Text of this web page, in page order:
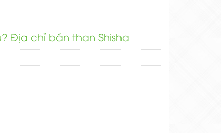
Địa chỉ bán than Shisha